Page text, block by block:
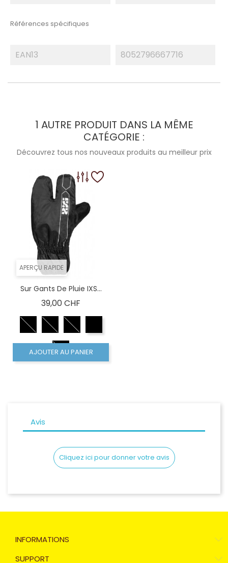
Références spécifiques
EAN13 8052796667716
1 AUTRE PRODUIT DANS LA MÊME
CATÉGORIE :
Découvrez tous nos nouveaux produits au meilleur prix
APERÇU RAPIDE
Sur Gants De Pluie IXS...
39,00 CHF
AJOUTER AU PANIER
Avis
Cliquez ici pour donner votre avis
INFORMATIONS
SUPPORT